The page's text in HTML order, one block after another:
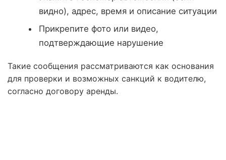
видно), адрес, время и описание ситуации
Прикрепите фото или видео,
подтверждающие нарушение
Такие сообщения рассматриваются как основания
для проверки и возможных санкций к водителю,
согласно договору аренды.